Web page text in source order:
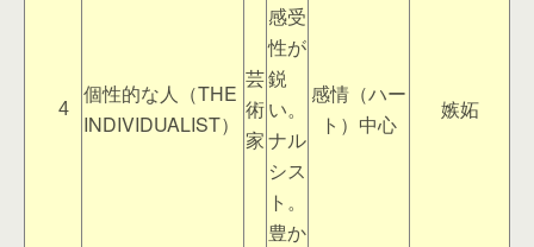
4
個性的な人（THE
INDIVIDUALIST）
芸
術
家
感受
性が
鋭
い。
ナル
シス
ト。
豊か
感情（ハー
ト）中心
嫉妬